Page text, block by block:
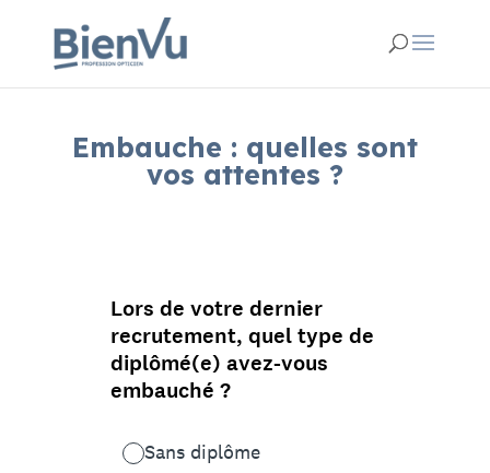
Embauche : quelles sont
vos attentes ?